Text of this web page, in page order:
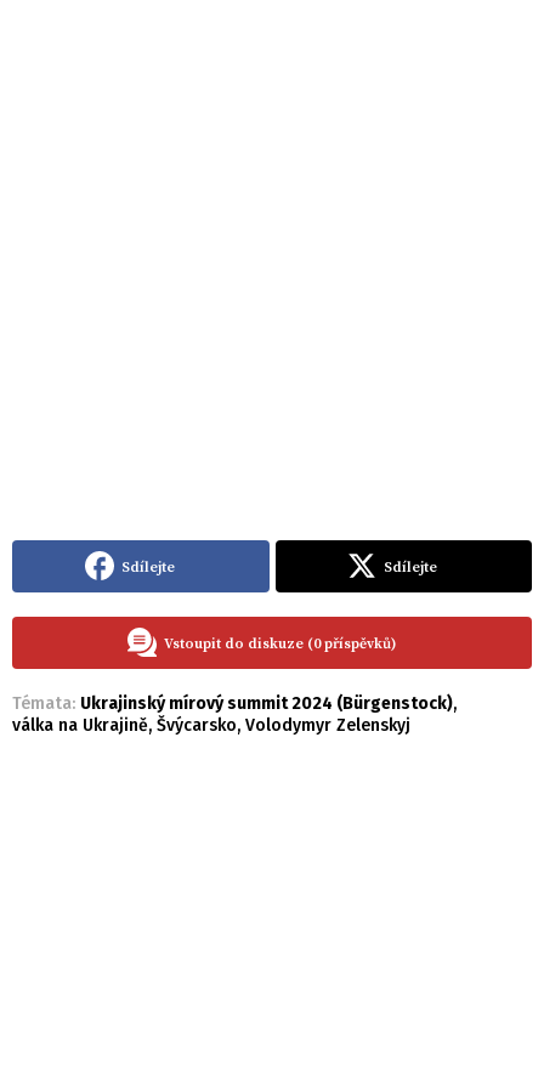
Sdílejte Sdílejte
Vstoupit do diskuze (0 příspěvků)
Témata: Ukrajinský mírový summit 2024 (Bürgenstock),
válka na Ukrajině, Švýcarsko, Volodymyr Zelenskyj